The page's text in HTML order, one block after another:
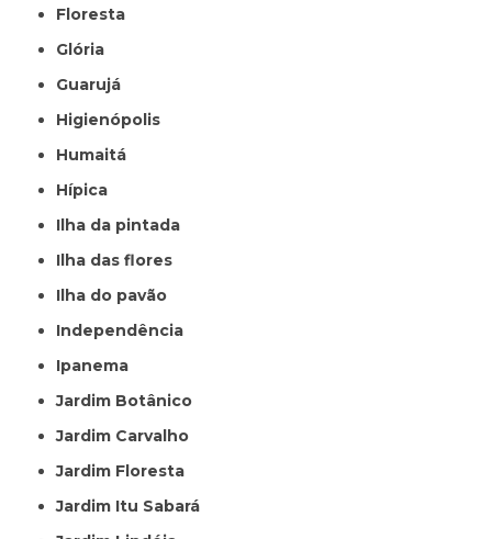
Floresta
Glória
Guarujá
Higienópolis
Humaitá
Hípica
Ilha da pintada
Ilha das flores
Ilha do pavão
Independência
Ipanema
Jardim Botânico
Jardim Carvalho
Jardim Floresta
Jardim Itu Sabará